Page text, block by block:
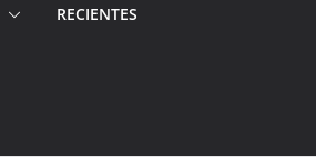
RECIENTES